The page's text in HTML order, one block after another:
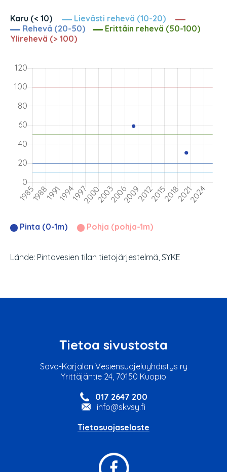
Karu (< 10)
Lievästi rehevä (10-20)
Rehevä (20-50)
Erittäin rehevä (50-100)
Ylirehevä (> 100)
Pinta (0-1m) Pohja (pohja-1m)
Lähde: Pintavesien tilan tietojärjestelmä, SYKE
Tietoa sivustosta
Savo-Karjalan Vesiensuojeluyhdistys ry
Yrittäjäntie 24, 70150 Kuopio
017 2647 200
info@skvsy.fi
Tietosuojaseloste